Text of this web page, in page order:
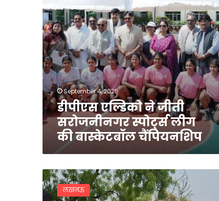
की
बास्केटबॉल
चैंपियनशिप
September 4, 2025
डीपीएस एल्डिको ने जीती
सरोजनीनगर स्पोर्ट्स लीग
की बास्केटबॉल चैंपियनशिप
100
साल
पुराने
लखनऊ